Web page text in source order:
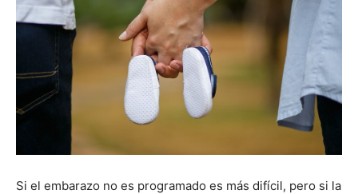
Si el embarazo no es programado es más difícil, pero si la